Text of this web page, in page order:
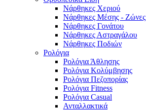
Νάρθηκες Χεριού
Νάρθηκες Μέσης - Ζώνες
Νάρθηκες Γονάτου
Νάρθηκες Αστραγάλου
Νάρθηκες Ποδιών
Ρολόγια
Ρολόγια Άθλησης
Ρολόγια Κολύμβησης
Ρολόγια Πεζοπορίας
Ρολόγια Fitness
Ρολόγια Casual
Ανταλλακτικά